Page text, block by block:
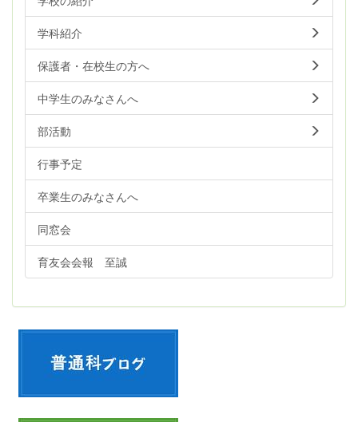
学科紹介
保護者・在校生の方へ
中学生のみなさんへ
部活動
行事予定
卒業生のみなさんへ
同窓会
育友会会報 至誠